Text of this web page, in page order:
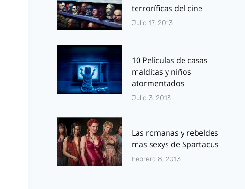
terroríficas del cine
Julio 17, 2013
10 Películas de casas
malditas y niños
atormentados
Julio 3, 2013
Las romanas y rebeldes
mas sexys de Spartacus
Febrero 8, 2013